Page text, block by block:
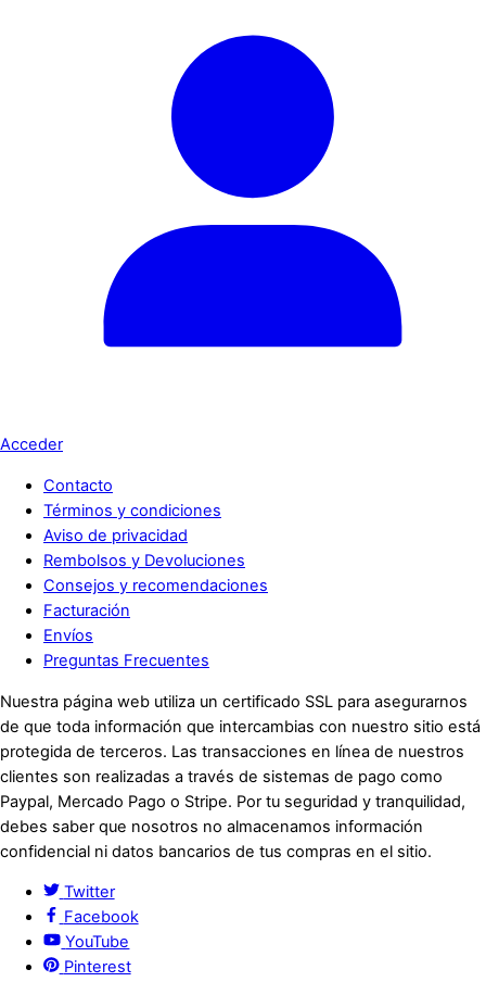
Acceder
Contacto
Términos y condiciones
Aviso de privacidad
Rembolsos y Devoluciones
Consejos y recomendaciones
Facturación
Envíos
Preguntas Frecuentes
Nuestra página web utiliza un certificado SSL para asegurarnos
de que toda información que intercambias con nuestro sitio está
protegida de terceros. Las transacciones en línea de nuestros
clientes son realizadas a través de sistemas de pago como
Paypal, Mercado Pago o Stripe. Por tu seguridad y tranquilidad,
debes saber que nosotros no almacenamos información
confidencial ni datos bancarios de tus compras en el sitio.
Twitter
Facebook
YouTube
Pinterest